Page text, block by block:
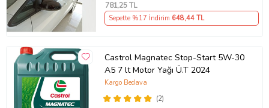
781,25 TL
Sepette %17 İndirim 648,44 TL
Castrol Magnatec Stop-Start 5W-30
A5 7 lt Motor Yağı Ü.T 2024
(2)
Kargo Bedava